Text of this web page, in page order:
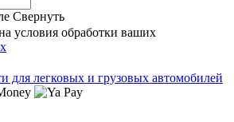
Свернуть
условия обработки ваших
для легковых и грузовых автомобилей